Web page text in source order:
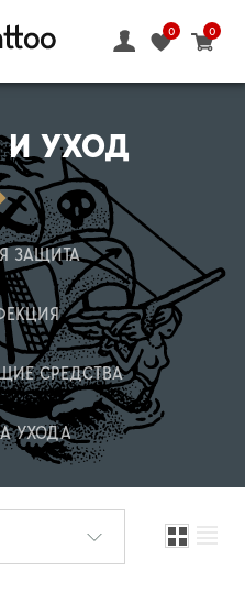
0
0
И УХОД
ЗАЩИТА
СРЕДСТВА
УХОДА